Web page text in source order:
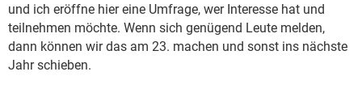
und ich eröffne hier eine Umfrage, wer Interesse hat und
teilnehmen möchte. Wenn sich genügend Leute melden,
dann können wir das am 23. machen und sonst ins nächste
Jahr schieben.